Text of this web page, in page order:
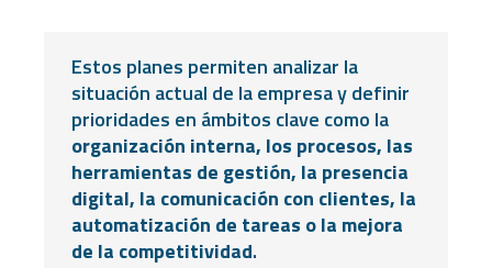
Estos planes permiten analizar la
situación actual de la empresa y definir
prioridades en ámbitos clave como la
organización interna, los procesos, las
herramientas de gestión, la presencia
digital, la comunicación con clientes, la
automatización de tareas o la mejora
de la competitividad.